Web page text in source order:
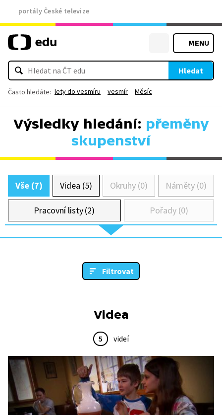
portály České televize
MENU
Hledat
Často hledáte: lety do vesmíru vesmír Měsíc
Výsledky hledání: přeměny
skupenství
Vše (7) Videa (5) Okruhy (0) Náměty (0)
Pracovní listy (2) Pořady (0)
Filtrovat
Videa
5 videí